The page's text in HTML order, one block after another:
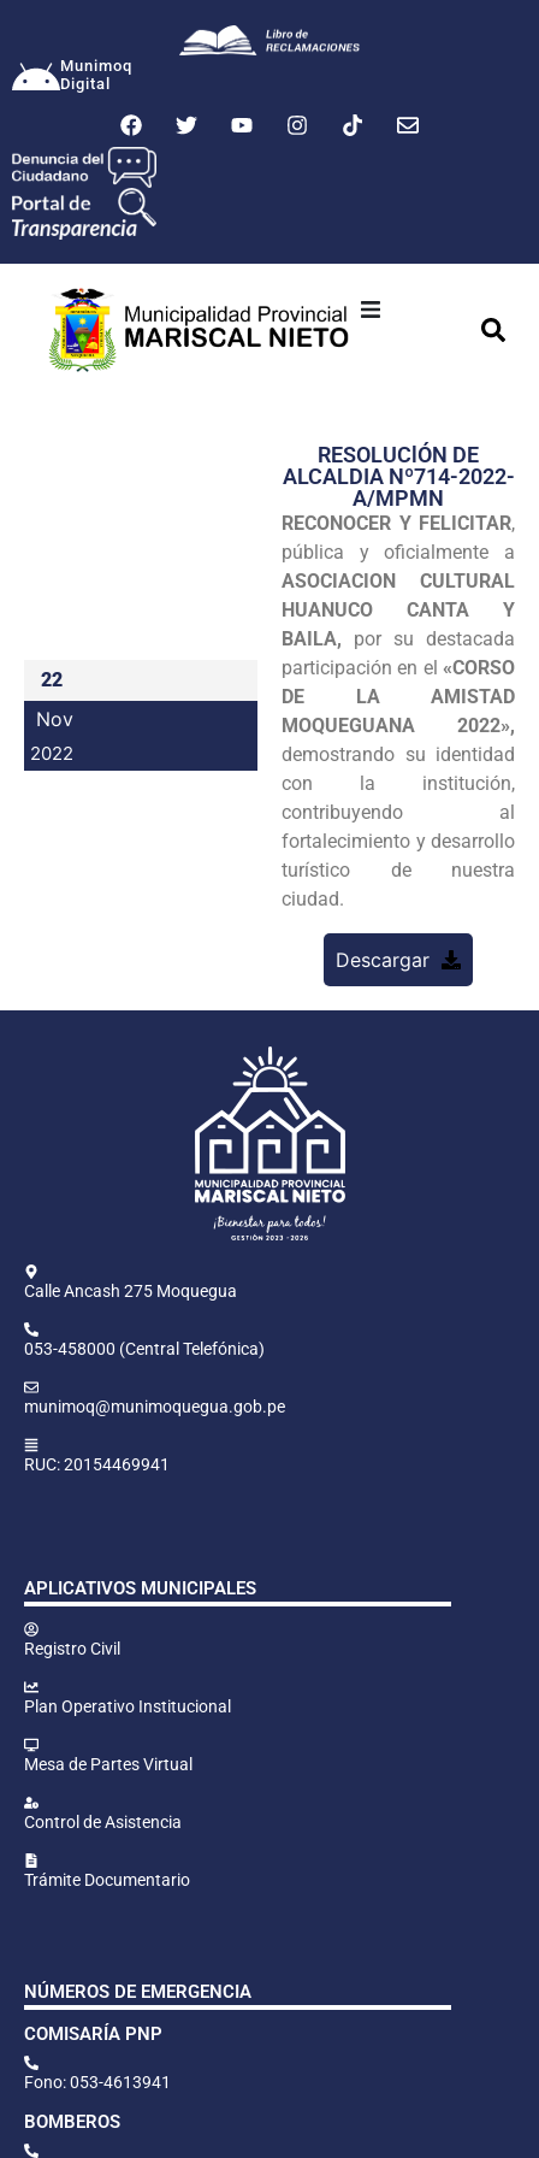
Munimoq
Digital
Transparencia
Seguridad
Programas
Intranet
22
Nov
2022
RESOLUClÓN DE
ALCALDIA Nº714-2022-
A/MPMN
RECONOCER Y FELICITAR,
pública y oficialmente a
ASOCIACION CULTURAL
HUANUCO CANTA Y
BAILA, por su destacada
participación en el «CORSO
DE LA AMISTAD
MOQUEGUANA 2022»,
demostrando su identidad
con la institución,
contribuyendo al
fortalecimiento y desarrollo
turístico de nuestra
ciudad.
Descargar
Calle Ancash 275 Moquegua
053-458000 (Central Telefónica)
munimoq@munimoquegua.gob.pe
RUC: 20154469941
APLICATIVOS MUNICIPALES
Registro Civil
Plan Operativo Institucional
Mesa de Partes Virtual
Control de Asistencia
Trámite Documentario
NÚMEROS DE EMERGENCIA
COMISARÍA PNP
Fono: 053-4613941
BOMBEROS